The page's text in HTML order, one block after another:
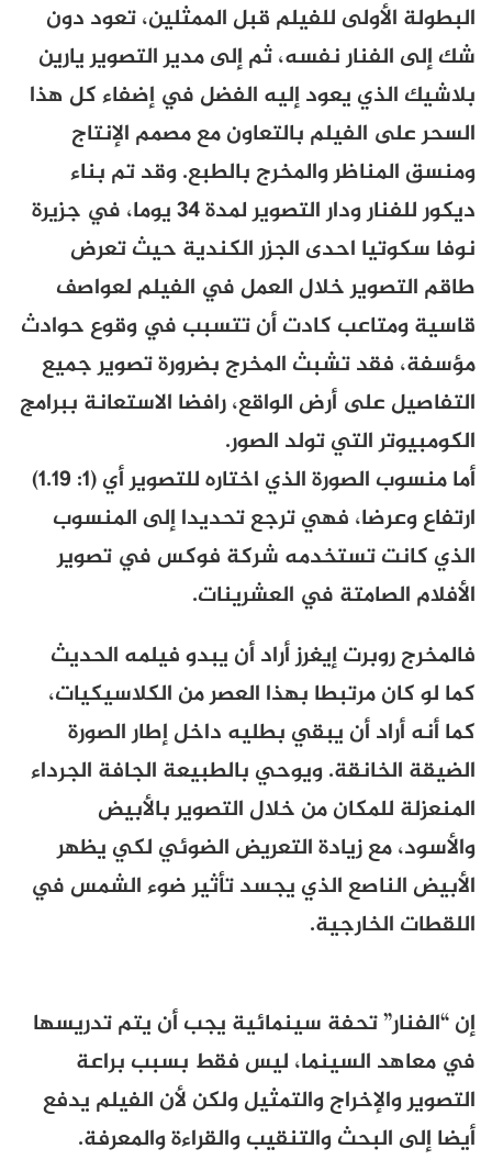
البطولة الأولى للفيلم قبل الممثلين، تعود دون
شك إلى الفنار نفسه، ثم إلى مدير التصوير يارين
بلاشيك الذي يعود إليه الفضل في إضفاء كل هذا
السحر على الفيلم بالتعاون مع مصمم الإنتاج
ومنسق المناظر والمخرج بالطبع. وقد تم بناء
ديكور للفنار ودار التصوير لمدة 34 يوما، في جزيرة
نوفا سكوتيا احدى الجزر الكندية حيث تعرض
طاقم التصوير خلال العمل في الفيلم لعواصف
قاسية ومتاعب كادت أن تتسبب في وقوع حوادث
مؤسفة، فقد تشبث المخرج بضرورة تصوير جميع
التفاصيل على أرض الواقع، رافضا الاستعانة ببرامج
الكومبيوتر التي تولد الصور.
أما منسوب الصورة الذي اختاره للتصوير أي (1: 1.19)
ارتفاع وعرضا، فهي ترجع تحديدا إلى المنسوب
الذي كانت تستخدمه شركة فوكس في تصوير
الأفلام الصامتة في العشرينات.
فالمخرج روبرت إيغرز أراد أن يبدو فيلمه الحديث
كما لو كان مرتبطا بهذا العصر من الكلاسيكيات،
كما أنه أراد أن يبقي بطليه داخل إطار الصورة
الضيقة الخانقة. ويوحي بالطبيعة الجافة الجرداء
المنعزلة للمكان من خلال التصوير بالأبيض
والأسود، مع زيادة التعريض الضوئي لكي يظهر
الأبيض الناصع الذي يجسد تأثير ضوء الشمس في
اللقطات الخارجية.
إن “الفنار” تحفة سينمائية يجب أن يتم تدريسها
في معاهد السينما، ليس فقط بسبب براعة
التصوير والإخراج والتمثيل ولكن لأن الفيلم يدفع
أيضا إلى البحث والتنقيب والقراءة والمعرفة.